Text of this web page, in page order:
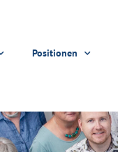
Positionen